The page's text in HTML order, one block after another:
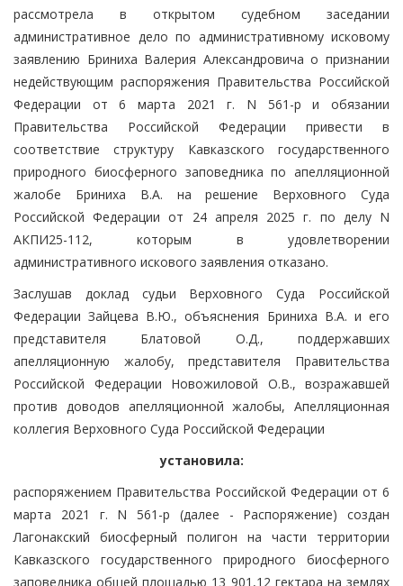
рассмотрела в открытом судебном заседании
административное дело по административному исковому
заявлению Бриниха Валерия Александровича о признании
недействующим распоряжения Правительства Российской
Федерации от 6 марта 2021 г. N 561-р и обязании
Правительства Российской Федерации привести в
соответствие структуру Кавказского государственного
природного биосферного заповедника по апелляционной
жалобе Бриниха В.А. на решение Верховного Суда
Российской Федерации от 24 апреля 2025 г. по делу N
АКПИ25-112, которым в удовлетворении
административного искового заявления отказано.
Заслушав доклад судьи Верховного Суда Российской
Федерации Зайцева В.Ю., объяснения Бриниха В.А. и его
представителя Блатовой О.Д., поддержавших
апелляционную жалобу, представителя Правительства
Российской Федерации Новожиловой О.В., возражавшей
против доводов апелляционной жалобы, Апелляционная
коллегия Верховного Суда Российской Федерации
установила:
распоряжением Правительства Российской Федерации от 6
марта 2021 г. N 561-р (далее - Распоряжение) создан
Лагонакский биосферный полигон на части территории
Кавказского государственного природного биосферного
заповедника общей площадью 13 901,12 гектара на землях